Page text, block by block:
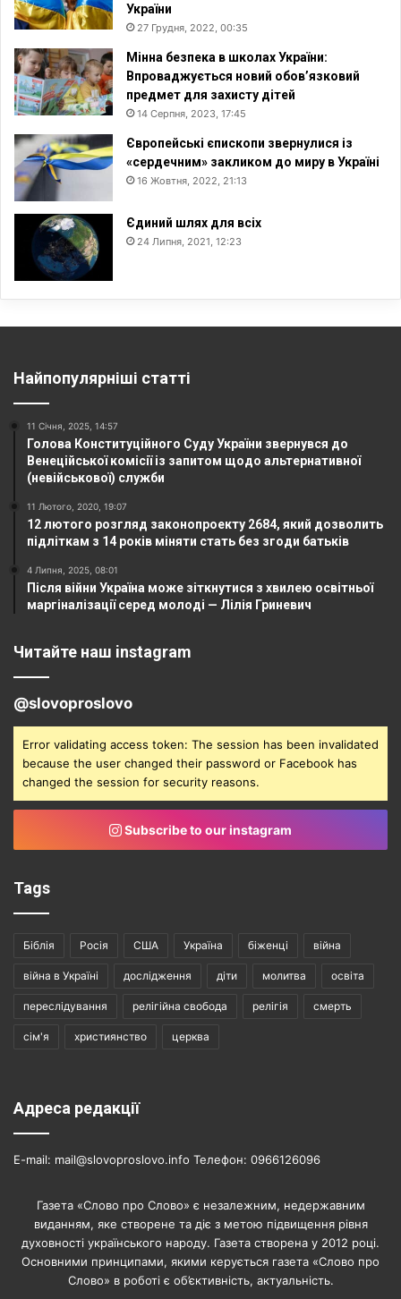
України
27 Грудня, 2022, 00:35
Мінна безпека в школах України:
Впроваджується новий обов’язковий
предмет для захисту дітей
14 Серпня, 2023, 17:45
Європейські єпископи звернулися із
«сердечним» закликом до миру в Україні
16 Жовтня, 2022, 21:13
Єдиний шлях для всіх
24 Липня, 2021, 12:23
Найпопулярніші статті
11 Січня, 2025, 14:57
Голова Конституційного Суду України звернувся до
Венеційської комісії із запитом щодо альтернативної
(невійськової) служби
11 Лютого, 2020, 19:07
12 лютого розгляд законопроекту 2684, який дозволить
підліткам з 14 років міняти стать без згоди батьків
4 Липня, 2025, 08:01
Після війни Україна може зіткнутися з хвилею освітньої
маргіналізації серед молоді — Лілія Гриневич
Читайте наш instagram
@slovoproslovo
Error validating access token: The session has been invalidated
because the user changed their password or Facebook has
changed the session for security reasons.
Subscribe to our instagram
Tags
Біблія Росія США Україна біженці війна
війна в Україні дослідження діти молитва освіта
переслідування релігійна свобода релігія смерть
сім'я християнство церква
Адреса редакції
E-mail: mail@slovoproslovo.info Телефон: 0966126096
Газета «Слово про Слово» є незалежним, недержавним
виданням, яке створене та діє з метою підвищення рівня
духовності українського народу. Газета створена у 2012 році.
Основними принципами, якими керується газета «Слово про
Слово» в роботі є об’єктивність, актуальність.